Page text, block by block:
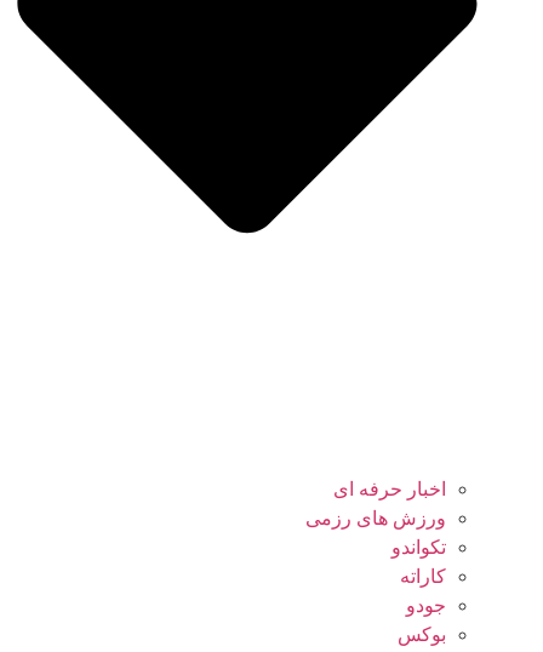
اخبار حرفه ای
ورزش های رزمی
تکواندو
کاراته
جودو
بوکس